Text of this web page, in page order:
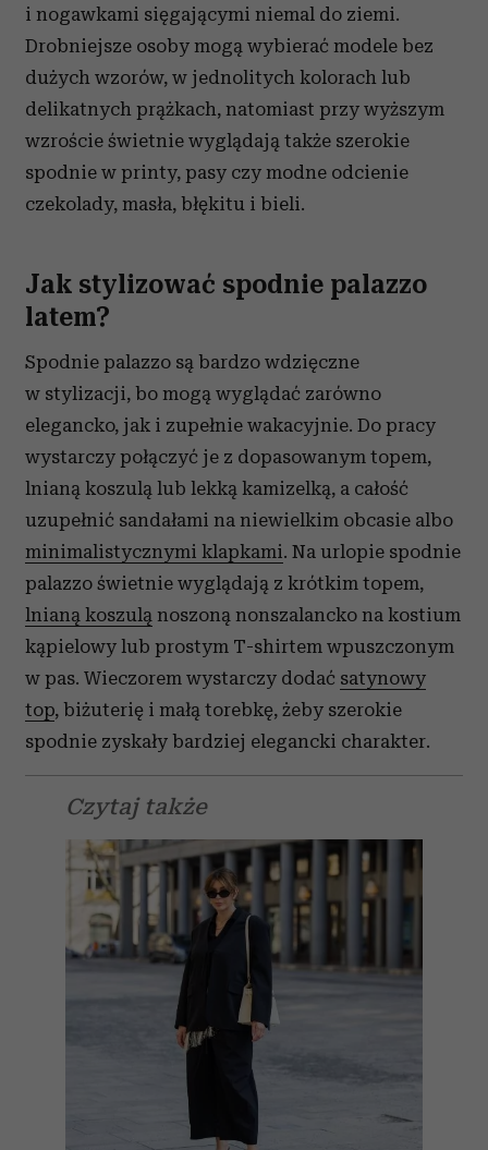
i nogawkami sięgającymi niemal do ziemi.
Drobniejsze osoby mogą wybierać modele bez
dużych wzorów, w jednolitych kolorach lub
delikatnych prążkach, natomiast przy wyższym
wzroście świetnie wyglądają także szerokie
spodnie w printy, pasy czy modne odcienie
czekolady, masła, błękitu i bieli.
Jak stylizować spodnie palazzo
latem?
Spodnie palazzo są bardzo wdzięczne
w stylizacji, bo mogą wyglądać zarówno
elegancko, jak i zupełnie wakacyjnie. Do pracy
wystarczy połączyć je z dopasowanym topem,
lnianą koszulą lub lekką kamizelką, a całość
uzupełnić sandałami na niewielkim obcasie albo
minimalistycznymi klapkami. Na urlopie spodnie
palazzo świetnie wyglądają z krótkim topem,
lnianą koszulą noszoną nonszalancko na kostium
kąpielowy lub prostym T-shirtem wpuszczonym
w pas. Wieczorem wystarczy dodać satynowy
top, biżuterię i małą torebkę, żeby szerokie
spodnie zyskały bardziej elegancki charakter.
Czytaj także